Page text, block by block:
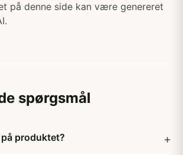
på denne side kan være genereret
spørgsmål
produktet?